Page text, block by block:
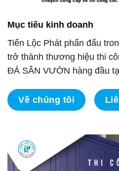
Mục tiêu kinh doanh
Tiến Lộc Phát phấn đấu
trở thành thương hiệu thi
ĐÁ SÂN VƯỜN hàng đầu
Về chúng tôi